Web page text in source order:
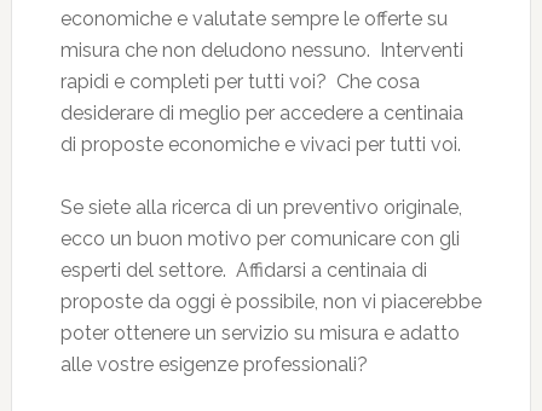
economiche e valutate sempre le offerte su
misura che non deludono nessuno. Interventi
rapidi e completi per tutti voi? Che cosa
desiderare di meglio per accedere a centinaia
di proposte economiche e vivaci per tutti voi.
Se siete alla ricerca di un preventivo originale,
ecco un buon motivo per comunicare con gli
esperti del settore. Affidarsi a centinaia di
proposte da oggi è possibile, non vi piacerebbe
poter ottenere un servizio su misura e adatto
alle vostre esigenze professionali?